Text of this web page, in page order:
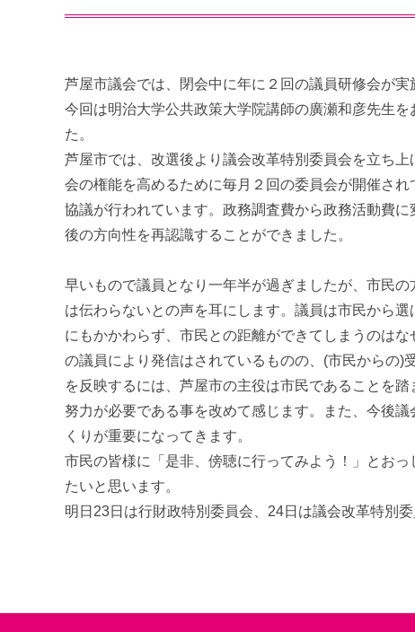
芦屋市議会では、閉会中に年に２回の議員研修会が実
今回は明治大学公共政策大学院講師の廣瀬和彦先生
た。
芦屋市では、改選後より議会改革特別委員会を立ち
会の権能を高めるために毎月２回の委員会が開催さ
協議が行われています。政務調査費から政務活動費
後の方向性を再認識することができました。
早いもので議員となり一年半が過ぎましたが、市民
は伝わらないとの声を耳にします。議員は市民から
にもかかわらず、市民との距離ができてしまうのは
の議員により発信はされているものの、(市民からの
を反映するには、芦屋市の主役は市民であることを
努力が必要である事を改めて感じます。また、今後
くりが重要になってきます。
市民の皆様に「是非、傍聴に行ってみよう！」とお
たいと思います。
明日23日は行財政特別委員会、24日は議会改革特別委